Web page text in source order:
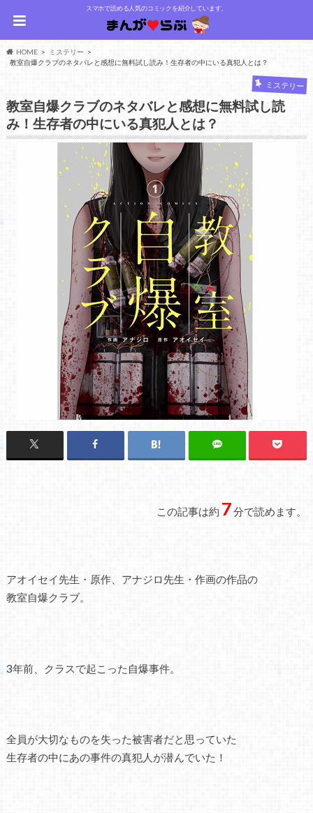
スマホで読める人気のコミックを紹介しています。
HOME
ミステリー
教室自爆クラブのネタバレと感想に無料試し読み！生存者の中にいる真犯人とは？
ミステリー
教室自爆クラブのネタバレと感想に無料試し読
み！生存者の中にいる真犯人とは？
この記事は約 7分で読めます。
アオイセイ先生・原作、アナジロ先生・作画の作品の
教室自爆クラブ。
3年前、クラスで起こった自爆事件。
全員が大切なものを失った被害者だと思っていた
生存者の中にあの事件の真犯人が潜んでいた！